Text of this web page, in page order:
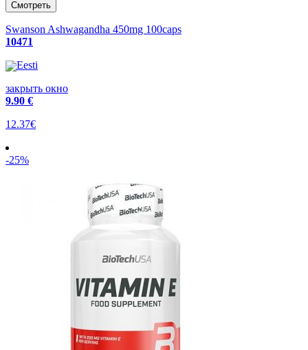
Swanson Ashwagandha 450mg 100caps
10471
Eesti
закрыть окно
9.90 €
12.37€
-25%